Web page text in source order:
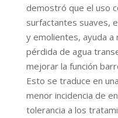
demostró que el uso
surfactantes suaves,
y emolientes, ayuda a
pérdida de agua
mejorar la función
Esto se traduce en
menor incidencia de
tolerancia a los